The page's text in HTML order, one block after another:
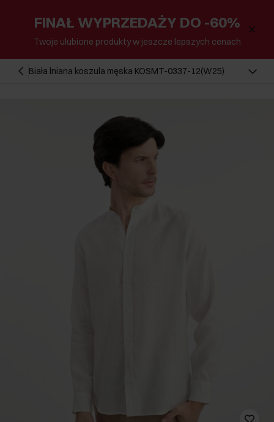
FINAŁ WYPRZEDAŻY DO -60%
Twoje ulubione produkty w jeszcze lepszych cenach
Biała lniana koszula męska KOSMT-0337-12(W25)